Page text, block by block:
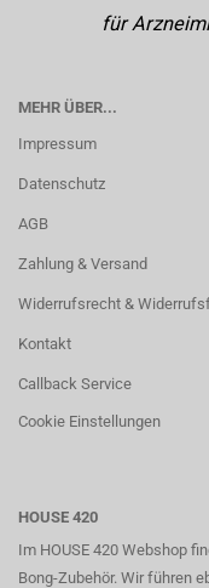
für
MEHR ÜBER...
Impressum
Datenschutz
AGB
Zahlung & Versand
Widerrufsrecht &
Kontakt
Callback Service
Cookie Einstellungen
HOUSE 420
Im HOUSE 420 Webshop
Bong-Zubehör. Wir führen